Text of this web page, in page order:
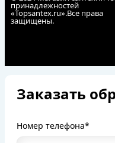
принадлежностей
«Topsantex.ru».Все права
защищены.
Заказать
Номер телефона*